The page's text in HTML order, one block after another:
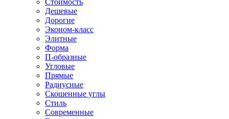
Стоимость
Дешевые
Дорогие
Эконом-класс
Элитные
Форма
П-образные
Угловые
Прямые
Радиусные
Скошенные углы
Стиль
Современные